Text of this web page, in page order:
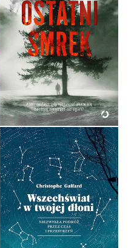
OSTATNI SMREK
MARIA GĄSIENICA
ZAWADZKA
OPRAWA MIĘKKA
54,99 ZŁ
WSZECHŚWIAT W TWOJEJ
DŁONI
CHRISTOPHE GALFARD
OPRAWA TWARDA